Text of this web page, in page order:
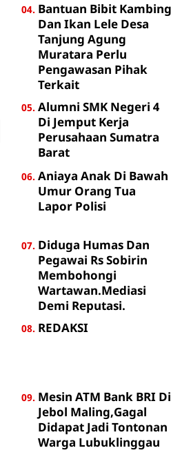
Bantuan Bibit Kambing
Dan Ikan Lele Desa
Tanjung Agung
Muratara Perlu
Pengawasan Pihak
Terkait
Alumni SMK Negeri 4
Di Jemput Kerja
Perusahaan Sumatra
Barat
Aniaya Anak Di Bawah
Umur Orang Tua
Lapor Polisi
Diduga Humas Dan
Pegawai Rs Sobirin
Membohongi
Wartawan.Mediasi
Demi Reputasi.
REDAKSI
Mesin ATM Bank BRI Di
Jebol Maling,Gagal
Didapat Jadi Tontonan
Warga Lubuklinggau